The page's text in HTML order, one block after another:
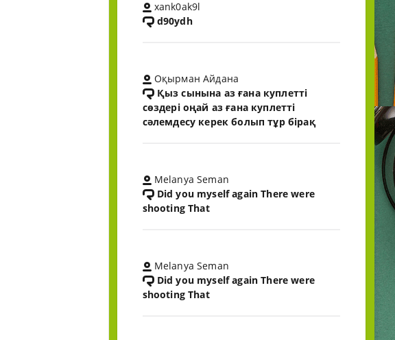
xank0ak9l
d90ydh
Оқырман Айдана
Қыз сынына аз ғана куплетті
сөздері оңай аз ғана куплетті
сәлемдесу керек болып тұр бірақ
Melanya Seman
Did you myself again There were
shooting That
Melanya Seman
Did you myself again There were
shooting That